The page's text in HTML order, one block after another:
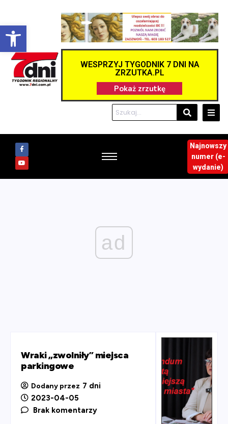
Otwórz pasek narzędzi
WESPRZYJ TYGODNIK 7 DNI NA
ZRZUTKA.PL
Najnowszy
numer (e-
wydanie)
ad
Wraki „zwolniły” miejsca
parkingowe
Dodany przez 7 dni
2023-04-05
Brak komentarzy